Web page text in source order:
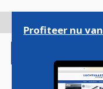
gaan
Profiteer nu